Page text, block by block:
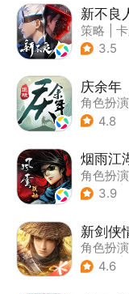
新不良
策略
| 画江湖
3.5
庆余年
角色扮演
| 小说改
4.8
烟雨江
角色扮演
| 武侠
3.9
新剑侠
角色扮演
| 武侠
4.6